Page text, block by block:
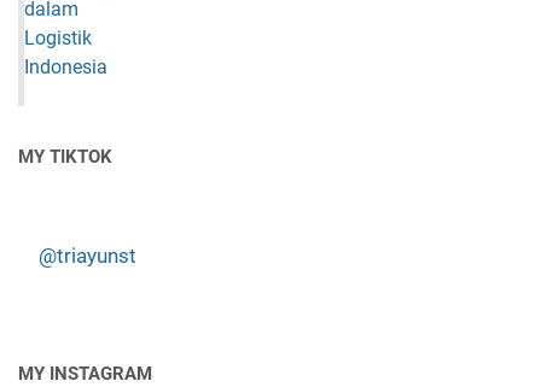
MY TIKTOK
@triayunst
MY INSTAGRAM